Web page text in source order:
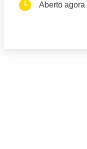
Aberto agora